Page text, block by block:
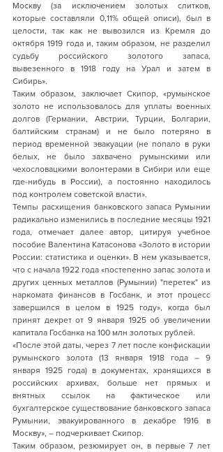
Москву (за исключением золотых слитков,
которые составляли 0,11% общей описи), был в
целости, так как не вывозился из Кремля до
октября 1919 года и, таким образом, не разделил
судьбу российского золотого запаса,
вывезенного в 1918 году на Урал и затем в
Сибирь».
Таким образом, заключает Скипор, «румынское
золото не использовалось для уплаты военных
долгов (Германии, Австрии, Турции, Болгарии,
балтийским странам) и не было потеряно в
период временной эвакуации (не попало в руки
белых, не было захвачено румынскими или
чехословацкими волонтерами в Сибири или еще
где-нибудь в России), а постоянно находилось
под контролем советской власти».
Темпы расхищения банковского запаса Румынии
радикально изменились в последние месяцы 1921
года, отмечает далее автор, цитируя учебное
пособие Валентина Катасонова «Золото в истории
России: статистика и оценки». В нем указывается,
что с начала 1922 года «постепенно запас золота и
других ценных металлов (Румынии) "перетек" из
наркомата финансов в Госбанк, и этот процесс
завершился в целом в 1925 году», когда был
принят декрет от 9 января 1925 об увеличении
капитала Госбанка на 100 млн золотых рублей.
«После этой даты, через 7 лет после конфискации
румынского золота (13 января 1918 года – 9
января 1925 года) в документах, хранящихся в
российских архивах, больше нет прямых и
внятных ссылок на фактическое или
бухгалтерское существование банковского запаса
Румынии, эвакуированного в декабре 1916 в
Москву», – подчеркивает Скипор.
Таким образом, резюмирует он, в первые 7 лет